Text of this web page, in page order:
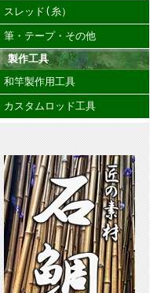
スレッド(糸）
筆・テープ・その他
製作工具
和竿製作用工具
カスタムロッド工具